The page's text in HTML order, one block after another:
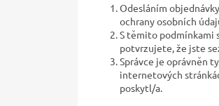
Odesláním
ochrany osobních
S těmito podmínkami
potvrzujete, že jste
Správce je oprávněn
internetových
poskytl/a.